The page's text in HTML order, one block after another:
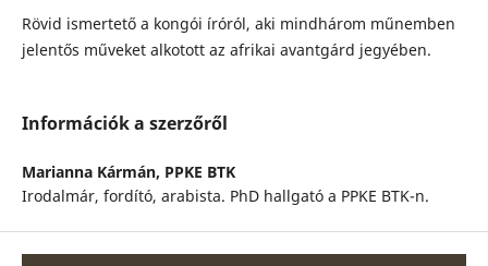
Rövid ismertető a kongói íróról, aki mindhárom műnemben
jelentős műveket alkotott az afrikai avantgárd jegyében.
Információk a szerzőről
Marianna Kármán, PPKE BTK
Irodalmár, fordító, arabista. PhD hallgató a PPKE BTK-n.